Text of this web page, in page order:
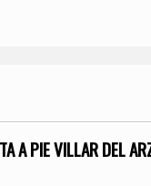
A PIE VILLAR DEL